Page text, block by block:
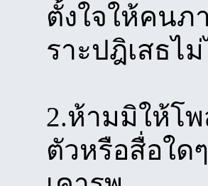
ตั้งใจให้คนภ
ราะปฎิเสธไ
2.ห้ามมิให้โ
ตัวหรือสื่อใด